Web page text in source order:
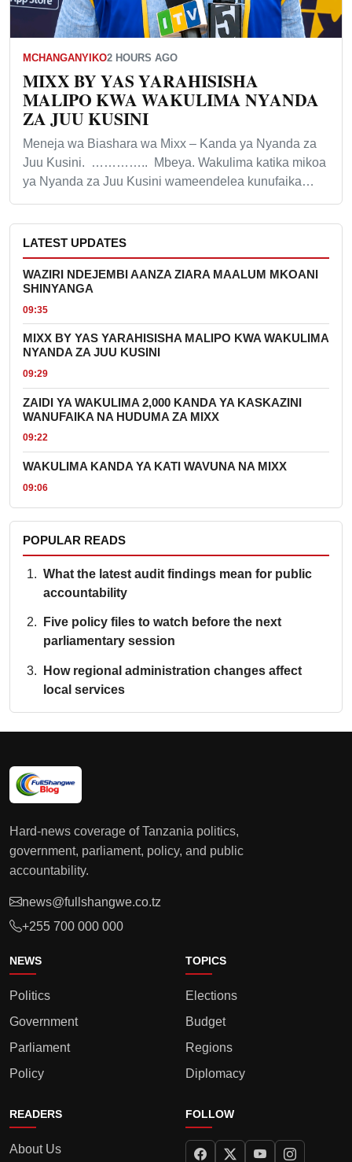
MCHANGANYIKO2 HOURS AGO
MIXX BY YAS YARAHISISHA
MALIPO KWA WAKULIMA NYANDA
ZA JUU KUSINI
Meneja wa Biashara wa Mixx – Kanda ya Nyanda za
Juu Kusini. ………….. Mbeya. Wakulima katika mikoa
ya Nyanda za Juu Kusini wameendelea kunufaika…
LATEST UPDATES
WAZIRI NDEJEMBI AANZA ZIARA MAALUM MKOANI
SHINYANGA
09:35
MIXX BY YAS YARAHISISHA MALIPO KWA WAKULIMA
NYANDA ZA JUU KUSINI
09:29
ZAIDI YA WAKULIMA 2,000 KANDA YA KASKAZINI
WANUFAIKA NA HUDUMA ZA MIXX
09:22
WAKULIMA KANDA YA KATI WAVUNA NA MIXX
09:06
POPULAR READS
What the latest audit findings mean for public
accountability
Five policy files to watch before the next
parliamentary session
How regional administration changes affect
local services
Hard-news coverage of Tanzania politics,
government, parliament, policy, and public
accountability.
news@fullshangwe.co.tz
+255 700 000 000
NEWS
Politics
Government
Parliament
Policy
TOPICS
Elections
Budget
Regions
Diplomacy
READERS
About Us
FOLLOW